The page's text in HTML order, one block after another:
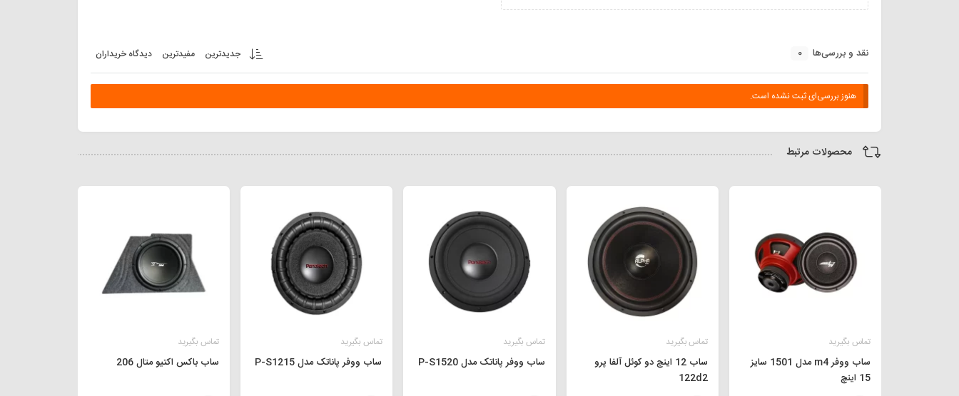
نقد و بررسی‌ها 0 جدیدترین مفیدترین دیدگاه خریداران
هنوز بررسی‌ای ثبت نشده است.
محصولات مرتبط
تماس بگیرید
ساب ووفر m4 مدل 1501 سایز
15 اینچ
تماس بگیرید
ساب 12 اینچ دو کوئل آلفا پرو
122d2
تماس بگیرید
ساب ووفر پاناتک مدل P-S1520
تماس بگیرید
ساب ووفر پاناتک مدل P-S1215
تماس بگیرید
ساب باکس اکتیو متال 206